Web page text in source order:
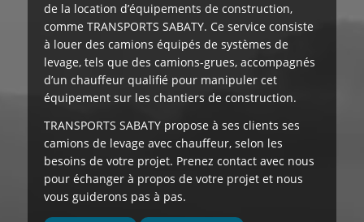
de la location d’équipements de construction,
comme TRANSPORTS SABATY. Ce service consiste
à louer des camions équipés de systèmes de
levage, tels que des camions-grues, accompagnés
d’un chauffeur qualifié pour manipuler cet
équipement sur les chantiers de construction.
TRANSPORTS SABATY propose à ses clients ses
camions de levage avec chauffeur, selon les
besoins de votre projet. Prenez contact avec nous
pour échanger à propos de votre projet et nous
vous guiderons pas à pas.